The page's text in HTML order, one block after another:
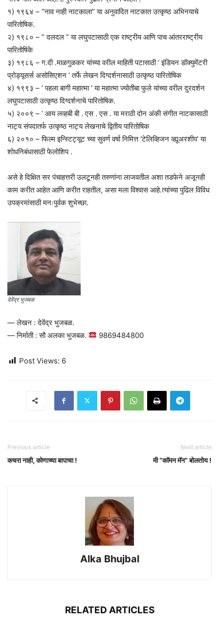
१) १९६४ – “नाव नाही नाटकाला” या अनुवादित नाटकात उत्कृष्ठ अभिनयाचे
पारितोषिक.
२) १९८० – ” दलदल ” या लघुपटासाठी एक राष्ट्रीय आणि पाच आंतरराष्ट्रीय
पारितोषिके
३) १९८६ – ग.दी .माळगुळकर यांच्या वरील माहिती पटासाठी ‘ इंडियन डॉक्युमेंटरी
प्रोड्यूसर्स असोसिएशन ‘ तर्फे लेखन दिग्दर्शनासाठी उत्कृष्ठ पारितोषिक
४) १९९३ – ‘ पहला बागी महात्मा ‘ या महात्मा ज्योतीबा फुले यांच्या वरील दुरदर्शन
लघुपटासाठी उत्कृष्ठ दिग्दर्शनाचे पारितोषिक.
५) २००९ – ‘ आय लव्हबी बी . एस . एस . या मराठी दोन अंकी संगीत नाटकासाठी
नाट्य संपदातर्फ उत्कृष्ठ नाट्य लेखनाचे द्वितीय पारितोषिक
६) २०१० – फिल्म इन्स्टिट्यूट च्या सुवर्ण वर्षा निमित्त ‘टेलिव्हिजन व्ह्यूअरशीप’ या
शोधनिबंधासाठी फेलोशिप .
असे हे दिक्षित सर पंचाहत्तरी उलटूनही तरुणांना लाजवतील अशा तडफेने अजूनही
काम करीत आहेत आणि करीत राहतील, असा मला विश्वास आहे.त्यांच्या पुढिल विविध
उपक्रमांसाठी मनःपुर्वक शुभेच्छा.
देवेंद्र भुजबळ
— लेखन : देवेंद्र भुजबळ.
— निर्माती : सौ अलका भुजबळ.
9869484800
Post Views: 6
Previous article
कचरा नाही, कोणाच्या बापाचा !
Next article
मी “कॉमन मॅन” बोलतोय !
Alka Bhujbal
RELATED ARTICLES